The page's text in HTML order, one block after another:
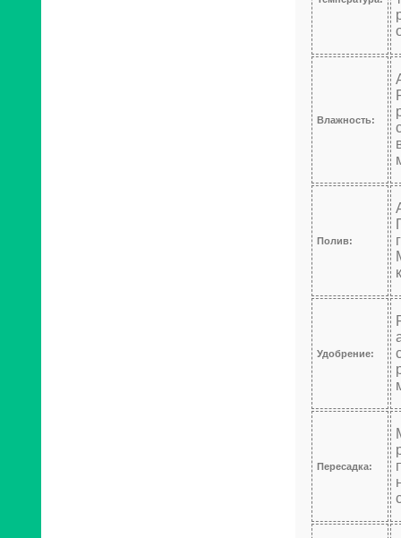
Влажность:
Полив:
Удобрение:
Пересадка: